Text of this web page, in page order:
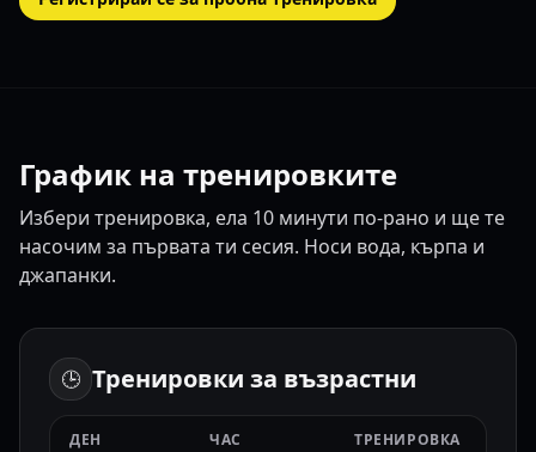
График на тренировките
Избери тренировка, ела 10 минути по-рано и ще те
насочим за първата ти сесия. Носи вода, кърпа и
джапанки.
🕒 Тренировки за възрастни
ДЕН ЧАС ТРЕНИРОВКА